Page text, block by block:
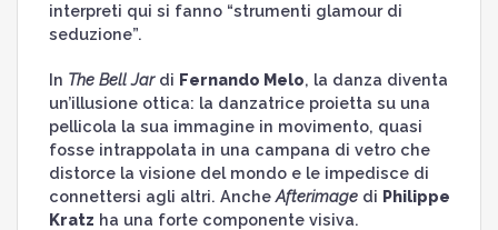
interpreti qui si fanno “strumenti glamour di
seduzione”.
In The Bell Jardi Fernando Melo, la danza diventa
un’illusione ottica: la danzatrice proietta su una
pellicola la sua immagine in movimento, quasi
fosse intrappolata in una campana di vetro che
distorce la visione del mondo e le impedisce di
connettersi agli altri. Anche Afterimagedi Philippe
Kratz ha una forte componente visiva.